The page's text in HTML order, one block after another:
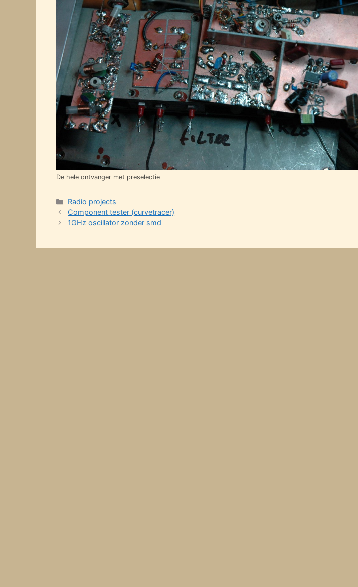
De hele ontvanger met preselectie
Categories
Radio projects
Component tester (curvetracer)
1GHz oscillator zonder smd